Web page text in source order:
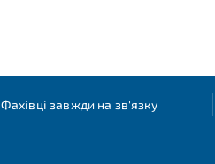
Фахівці завжди на зв'язку